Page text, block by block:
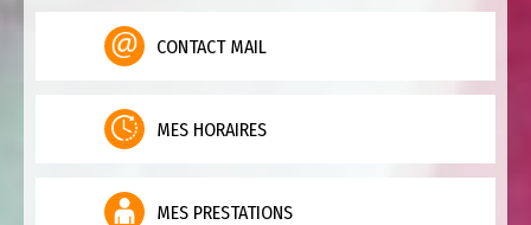
CONTACT MAIL
MES HORAIRES
MES PRESTATIONS